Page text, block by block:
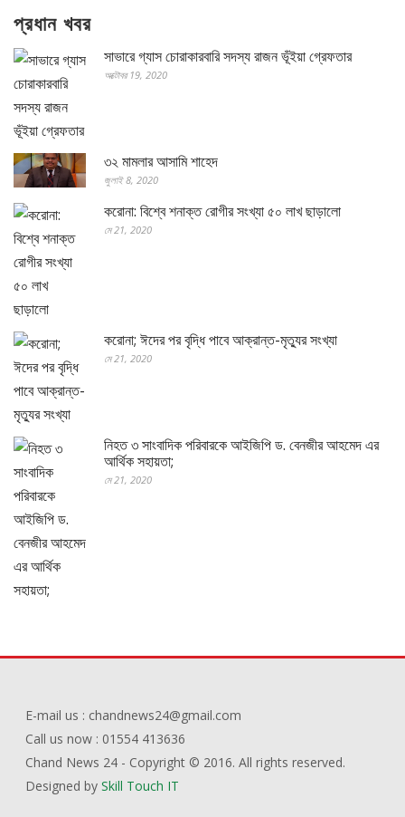
প্রধান খবর
সাভারে গ্যাস চোরাকারবারি সদস্য রাজন ভূঁইয়া গ্রেফতার
অক্টোবর 19, 2020
৩২ মামলার আসামি শাহেদ
জুলাই 8, 2020
করোনা: বিশ্বে শনাক্ত রোগীর সংখ্যা ৫০ লাখ ছাড়ালো
মে 21, 2020
করোনা; ঈদের পর বৃদ্ধি পাবে আক্রান্ত-মৃত্যুর সংখ্যা
মে 21, 2020
নিহত ৩ সাংবাদিক পরিবারকে আইজিপি ড. বেনজীর আহমেদ এর
আর্থিক সহায়তা;
মে 21, 2020
E-mail us : chandnews24@gmail.com
Call us now : 01554 413636
Chand News 24 - Copyright © 2016. All rights reserved.
Designed bySkill Touch IT